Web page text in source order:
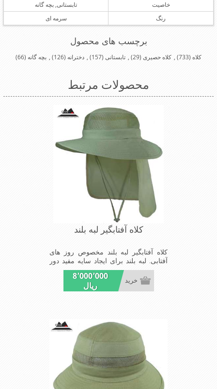
خاصیت
تابستانی, بچه گانه
رنگ
سرمه ای
برچسب های محصول
کلاه (733)
, کلاه حصیری (29)
, تابستانی (157)
, دخترانه (126)
, بچه گانه (66)
محصولات مرتبط
کلاه آفتابگیر لبه بلند
کلاه آفتابگیر لبه بلند مخصوص روز های
آفتابی. لبه بلند برای ایجاد سایه مفید دور
سر. پارچه نخی و عرق گیر. خنک کننده
سر. کاملا سبک و راحت8٬000٬000
ریال
خرید